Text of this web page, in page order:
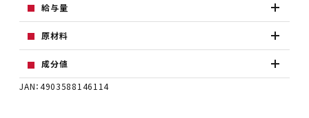
給与量
原材料
成分値
JAN：4903588146114